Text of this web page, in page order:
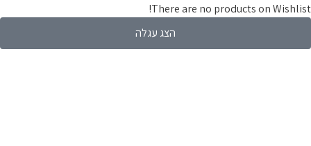
There are no products on
הצג עגלה